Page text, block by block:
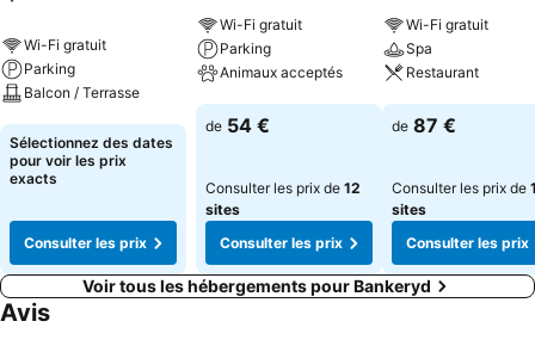
Wi-Fi gratuit
Parking
Balcon / Terrasse
Consulter les prix
Sélectionnez des dates
pour voir les prix
exacts
Consulter les prix
Wi-Fi gratuit
Parking
Animaux acceptés
Consulter les prix
de 54 €
Consulter les prix de 12
sites
Consulter les prix
Wi-Fi gratuit
Spa
Restaurant
Consulter les
de 87 €
Consulter les prix de
sites
Consulter les prix
Voir tous les hébergements pour Bankeryd
Avis